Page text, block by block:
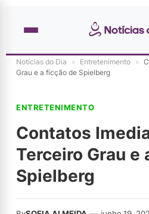
Notícias do Dia » Entretenimento »
Grau e a ficção de Spielberg
ENTRETENIMENTO
Contatos
Terceiro Grau e
Spielberg